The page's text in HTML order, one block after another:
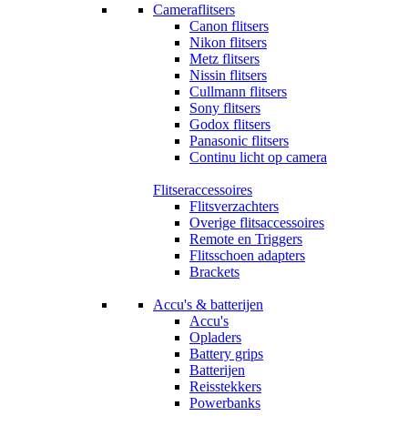
Cameraflitsers
Canon flitsers
Nikon flitsers
Metz flitsers
Nissin flitsers
Cullmann flitsers
Sony flitsers
Godox flitsers
Panasonic flitsers
Continu licht op camera
Flitseraccessoires
Flitsverzachters
Overige flitsaccessoires
Remote en Triggers
Flitsschoen adapters
Brackets
Accu's & batterijen
Accu's
Opladers
Battery grips
Batterijen
Reisstekkers
Powerbanks